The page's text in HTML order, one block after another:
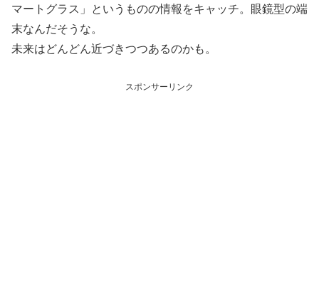
マートグラス」というものの情報をキャッチ。眼鏡型の端
末なんだそうな。
未来はどんどん近づきつつあるのかも。
スポンサーリンク